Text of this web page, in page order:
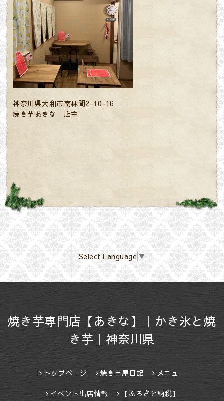
神奈川県大和市南林間2-10-16
焼き芋あきな 店主
Select Language▼
焼き芋専門店【あきな】｜かき氷と焼
き芋｜神奈川県
トップページ 焼き芋屋日記 メニュー
イベント出店情報 【ふるさと納税】